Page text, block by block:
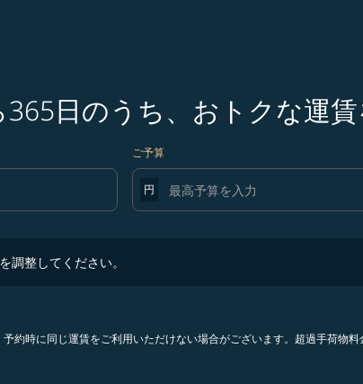
日のうち、おトクな運
ご予算
円
調整してください。
約時に同じ運賃をご利用いただけない場合がございます。超過手荷物